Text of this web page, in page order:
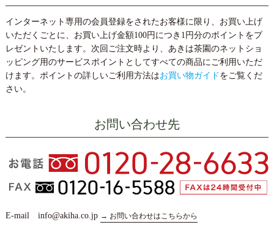
インターネット専用の会員登録をされたお客様に限り、お買い上げ
いただくごとに、お買い上げ金額100円につき1円分のポイントをプ
レゼントいたします。次回ご注文時より、あきは茶園のネットショ
ッピング用のサービスポイントとしてすべての商品にご利用いただ
けます。ポイントの詳しいご利用方法はお買い物ガイド をご覧くだ
さい。
お問い合わせ先
E-mail info@akiha.co.jp → お問い合わせはこちらから